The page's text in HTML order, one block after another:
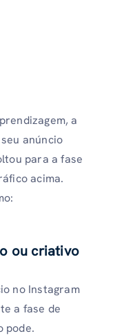
a
anúncio
para a fase
acima.
ou criativo
no Instagram
a fase de
pode.